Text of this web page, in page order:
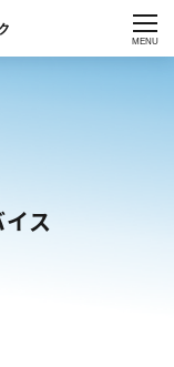
MENU
ス